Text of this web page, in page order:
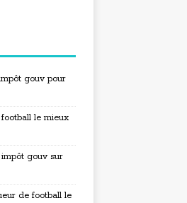
gouv pour
le mieux
gouv sur
de football le